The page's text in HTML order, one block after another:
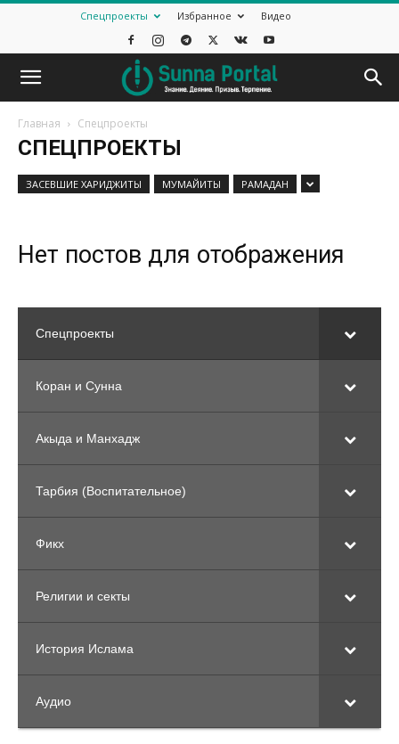
Спецпроекты Избранное Видео
Главная Спецпроекты
СПЕЦПРОЕКТЫ
ЗАСЕВШИЕ ХАРИДЖИТЫ МУМАЙИТЫ РАМАДАН
Нет постов для отображения
Спецпроекты
Коран и Сунна
Акыда и Манхадж
Тарбия (Воспитательное)
Фикх
Религии и секты
История Ислама
Аудио